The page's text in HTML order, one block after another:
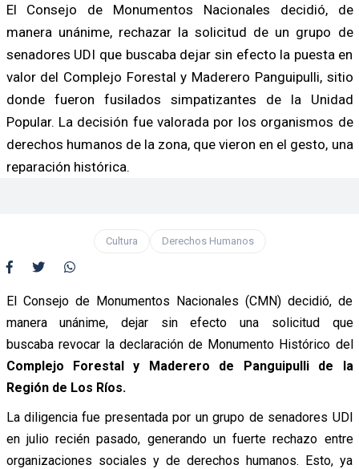
El Consejo de Monumentos Nacionales decidió, de
manera unánime, rechazar la solicitud de un grupo de
senadores UDI que buscaba dejar sin efecto la puesta en
valor del Complejo Forestal y Maderero Panguipulli, sitio
donde fueron fusilados simpatizantes de la Unidad
Popular. La decisión fue valorada por los organismos de
derechos humanos de la zona, que vieron en el gesto, una
reparación histórica.
Cultura Derechos Humanos
El Consejo de Monumentos Nacionales (CMN) decidió, de
manera unánime, dejar sin efecto una solicitud que
buscaba revocar la declaración de Monumento Histórico del
Complejo Forestal y Maderero de Panguipulli de la
Región de Los Ríos.
La diligencia fue presentada por un grupo de senadores UDI
en julio recién pasado, generando un fuerte rechazo entre
organizaciones sociales y de derechos humanos. Esto, ya